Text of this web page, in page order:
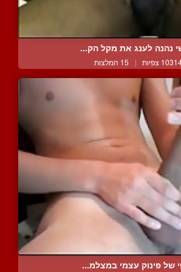
נהנה לענג את מקל הק...
צפיות | 15 המלצות
של פינוק עצמי במצלמ...